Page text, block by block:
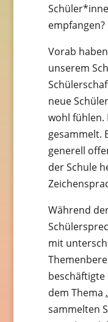
empfangen?
Vorab
unserem
neue
wohl fühlen.
gesammelt.
generell
der Schule
Während
mit
beschäftigte
dem Thema
sammelten